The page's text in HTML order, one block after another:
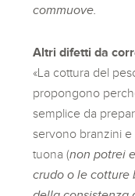
commuove.
Altri difetti da
«La cottura del
propongono
semplice da
servono branzini e
tuona (non potrei
crudo o le cotture